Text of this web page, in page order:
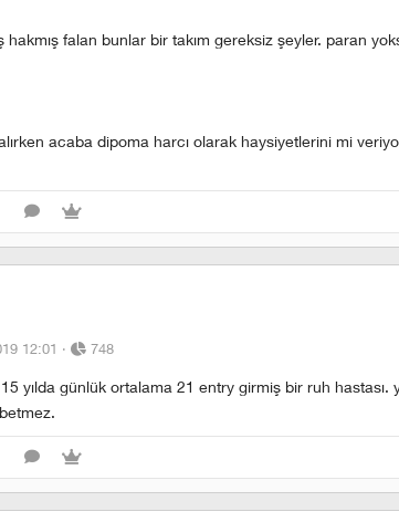
falan bunlar bir takım gereksiz şeyler. paran
acaba dipoma harcı olarak haysiyetlerini mi
12:01 · 748
yılda günlük ortalama 21 entry girmiş bir ruh